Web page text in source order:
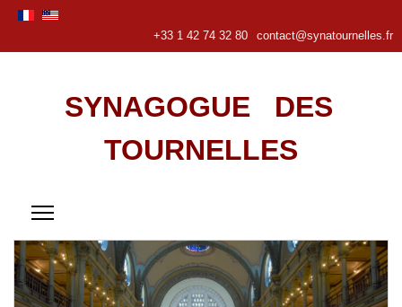
+33 1 42 74 32 80 contact@synatournelles.fr
SYNAGOGUE DES
TOURNELLES